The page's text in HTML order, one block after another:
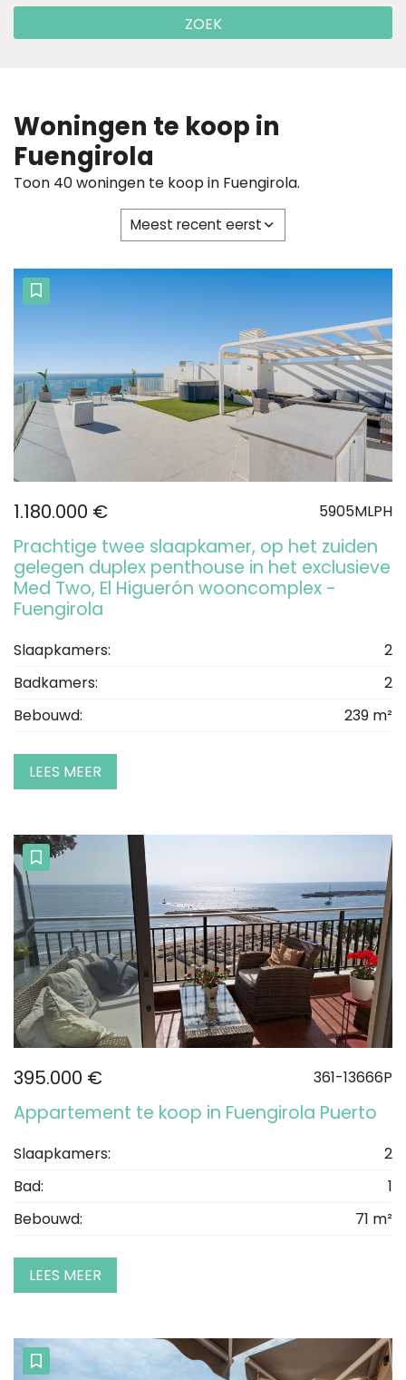
ZOEK
Woningen te koop in
Fuengirola
Toon 40 woningen te koop in Fuengirola.
Meest recent eerst
1.180.000 € 5905MLPH
Prachtige twee slaapkamer, op het zuiden
gelegen duplex penthouse in het exclusieve
Med Two, El Higuerón wooncomplex -
Fuengirola
Slaapkamers:
2
Badkamers:
2
Bebouwd:
239 m²
LEES MEER
395.000 € 361-13666P
Appartement te koop in Fuengirola Puerto
Slaapkamers:
2
Bad:
1
Bebouwd:
71 m²
LEES MEER